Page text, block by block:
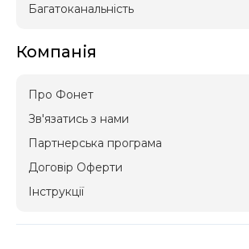
Багатоканальність
Компанія
Про Фонет
Зв'язатись з нами
Партнерська програма
Договір Оферти
Інструкції